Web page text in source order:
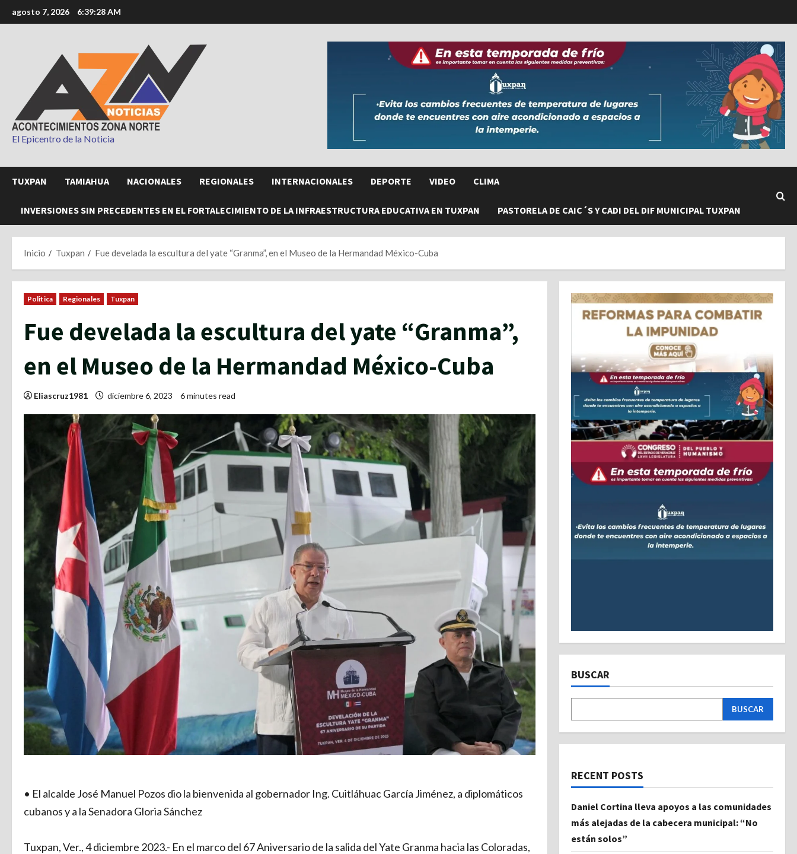
al
agosto 7, 2026 6:39:29 AM
El Epicentro de la Noticia
TUXPAN TAMIAHUA NACIONALES REGIONALES INTERNACIONALES DEPORTE VIDEO CLIMA
INVERSIONES SIN PRECEDENTES EN EL FORTALECIMIENTO DE LA INFRAESTRUCTURA EDUCATIVA EN TUXPAN PASTORELA DE CAIC´S Y CADI DEL DIF MUNICIPAL TUXPAN
Inicio Tuxpan Fue develada la escultura del yate “Granma”, en el Museo de la Hermandad México-Cuba
Politica Regionales Tuxpan
Fue develada la escultura del yate “Granma”,
en el Museo de la Hermandad México-Cuba
Eliascruz1981 diciembre 6, 2023 6 minutes read
• El alcalde José Manuel Pozos dio la bienvenida al gobernador Ing. Cuitláhuac García Jiménez, a diplomáticos
cubanos y a la Senadora Gloria Sánchez
Tuxpan, Ver., 4 diciembre 2023.- En el marco del 67 Aniversario de la salida del Yate Granma hacia las Coloradas,
BUSCAR
BUSCAR
RECENT POSTS
Daniel Cortina lleva apoyos a las comunidades
más alejadas de la cabecera municipal: “No
están solos”